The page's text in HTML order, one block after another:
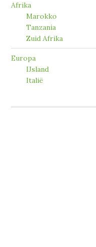
Afrika
Marokko
Tanzania
Zuid Afrika
Europa
IJsland
Italië